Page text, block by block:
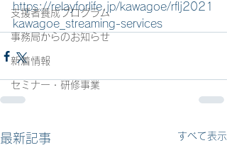
支援者養成プログラム
事務局からのお知らせ
新着情報
セミナー・研修事業
https://relayforlife.jp/kawagoe/rflj2021
kawagoe_streaming-services
最新記事 すべて表示